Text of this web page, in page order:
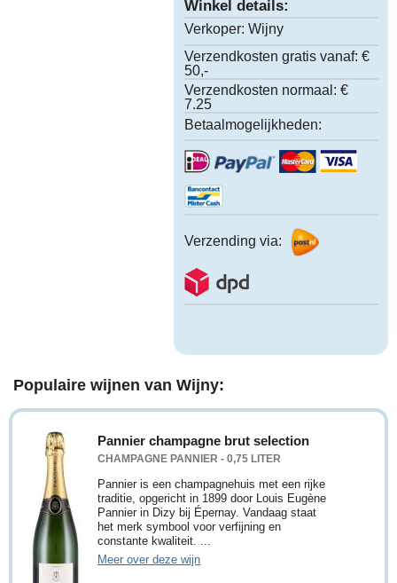
Winkel details:
Verkoper: Wijny
Verzendkosten gratis vanaf: €
50,-
Verzendkosten normaal: €
7.25
Betaalmogelijkheden:
Verzending via:
Populaire wijnen van Wijny:
Pannier champagne brut selection
CHAMPAGNE PANNIER - 0,75 LITER
Pannier is een champagnehuis met een rijke
traditie, opgericht in 1899 door Louis Eugène
Pannier in Dizy bij Épernay. Vandaag staat
het merk symbool voor verfijning en
constante kwaliteit. ...
Meer over deze wijn